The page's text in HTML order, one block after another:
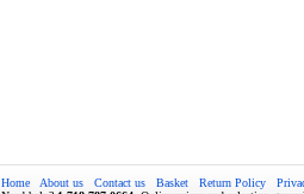
Home About us Contact us Basket Return Policy